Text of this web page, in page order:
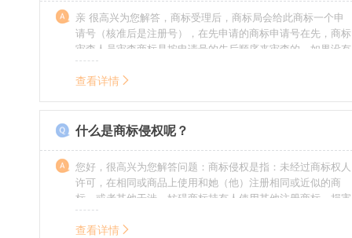
亲 很高兴为您解答，商标受理后，商标局会给此商标一个申
请号（核准后是注册号），在先申请的商标申请号在先，商标
审查人员审查商标是按申请号的先后顺序来审查的，如果没有
特殊情况（受理案件需要，被异议等），不会延迟也不会提
前。
查看详情
什么是商标侵权呢？
您好，很高兴为您解答问题：商标侵权是指：未经过商标权人
许可，在相同或商品上使用和她（他）注册相同或近似的商
标，或者其他干涉、妨碍商标持有人使用其他注册商标，损害
商标持有人合法权益的其他行为。侵权的人通常需要承担侵权
的责任，明知侵权的行为的人要承担赔偿的责任。情节严重
查看详情